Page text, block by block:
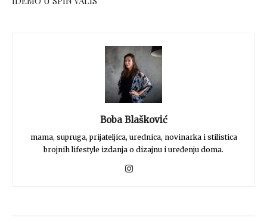
Boba Blašković
mama, supruga, prijateljica, urednica, novinarka i stilistica
brojnih lifestyle izdanja o dizajnu i uređenju doma.